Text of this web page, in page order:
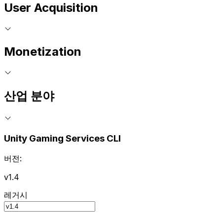
User Acquisition
Monetization
산업 분야
Unity Gaming Services CLI
버전:
v1.4
레거시